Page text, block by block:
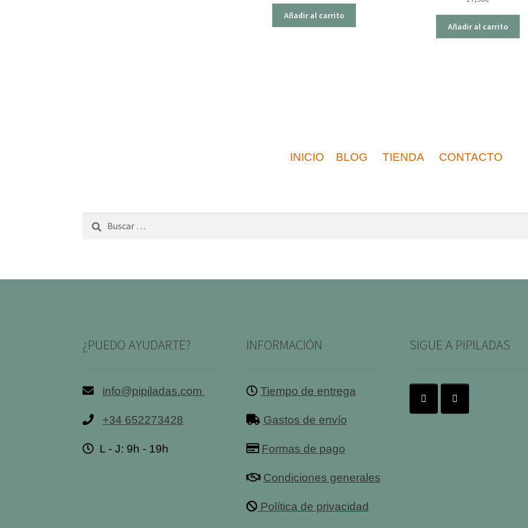
Añadir al carrito
Añadir al carrito
INICIO BLOG TIENDA CONTACTO
Buscar:
¿PUEDO AYUDARTE?
info@pipiladas.com
+34 652273428
L - J: 9h - 19h
INFORMACIÓN
Tiempo de entrega
Gastos de envío
Formas de pago
Condiciones generales
Política de privacidad
SIGUE A PIPILADAS